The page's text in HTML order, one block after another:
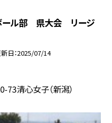
ール部 県大会 リージ
日 2025/07/14
73清心女子（新潟）